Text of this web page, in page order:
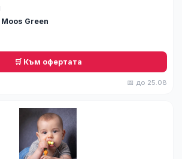
Green
🛒 Към офертата
📅 до 25.08